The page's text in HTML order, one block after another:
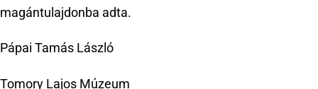
magántulajdonba adta.
Pápai Tamás László
Tomory Lajos Múzeum